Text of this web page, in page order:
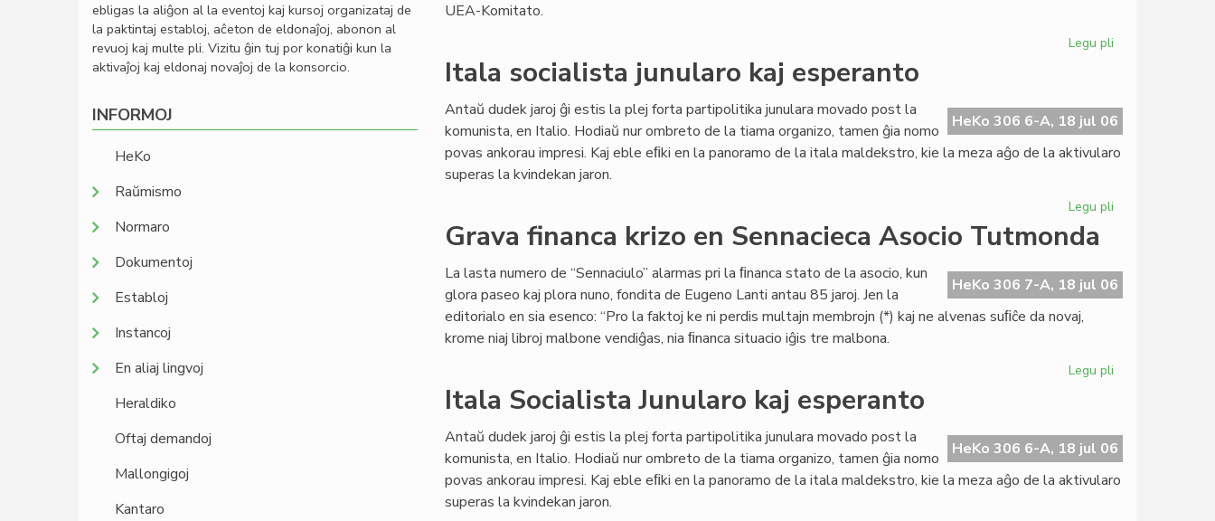
UEA-Komitato.
Legu pli
la
aliĝon
al
Itala socialista junularo kaj esperanto
HeKo 306 6-A, 18 jul 06
Antaŭ dudek jaroj ĝi estis la plej forta partipolitika junulara movado post la
komunista, en Italio. Hodiaŭ nur ombreto de la tiama organizo, tamen ĝia nomo
povas ankorau impresi. Kaj eble eﬁki en la panoramo de la itala maldekstro, kie la meza aĝo de la aktivularo
superas la kvindekan jaron.
Legu pli
kaj
esperanto
Grava financa krizo en Sennacieca Asocio Tutmonda
HeKo 306 7-A, 18 jul 06
La lasta numero de “Sennaciulo” alarmas pri la ﬁnanca stato de la asocio, kun
glora paseo kaj plora nuno, fondita de Eugeno Lanti antau 85 jaroj. Jen la
editorialo en sia esenco: “Pro la faktoj ke ni perdis multajn membrojn (*) kaj ne alvenas suﬁĉe da novaj,
krome niaj libroj malbone vendiĝas, nia ﬁnanca situacio iĝis tre malbona.
Legu pli
en
Sennacieca
Asocio
Itala Socialista Junularo kaj esperanto
HeKo 306 6-A, 18 jul 06
Antaŭ dudek jaroj ĝi estis la plej forta partipolitika junulara movado post la
komunista, en Italio. Hodiaŭ nur ombreto de la tiama organizo, tamen ĝia nomo
povas ankorau impresi. Kaj eble eﬁki en la panoramo de la itala maldekstro, kie la meza aĝo de la aktivularo
superas la kvindekan jaron.
ebligas la aliĝon al la eventoj kaj kursoj organizataj de
la paktintaj establoj, aĉeton de eldonaĵoj, abonon al
revuoj kaj multe pli. Vizitu ĝin tuj por konatiĝi kun la
aktivaĵoj kaj eldonaj novaĵoj de la konsorcio.
INFORMOJ
HeKo
Raŭmismo
Normaro
Dokumentoj
Establoj
Instancoj
En aliaj lingvoj
Heraldiko
Oftaj demandoj
Mallongigoj
Kantaro